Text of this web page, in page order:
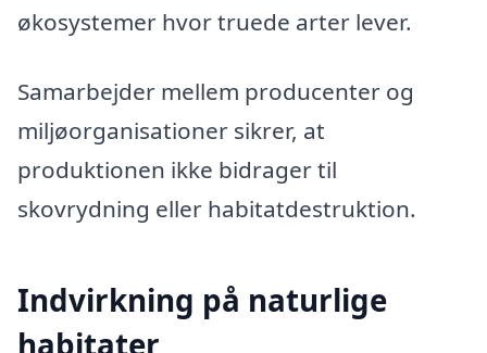
økosystemer hvor truede arter lever.
Samarbejder mellem producenter og
miljøorganisationer sikrer, at
produktionen ikke bidrager til
skovrydning eller habitatdestruktion.
Indvirkning på naturlige
habitater